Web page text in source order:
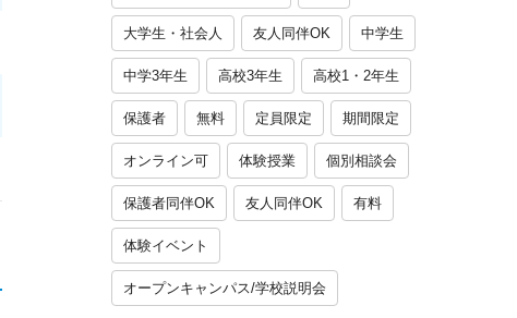
大学生・社会人 友人同伴OK 中学生
中学3年生 高校3年生 高校1・2年生
保護者 無料 定員限定 期間限定
オンライン可 体験授業 個別相談会
保護者同伴OK 友人同伴OK 有料
体験イベント
オープンキャンパス/学校説明会